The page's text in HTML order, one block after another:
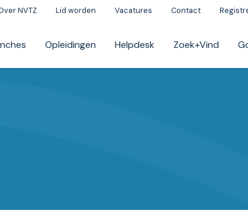
NVTZ Lid worden Vacatures Contact
Opleidingen Helpdesk Zoek+Vind